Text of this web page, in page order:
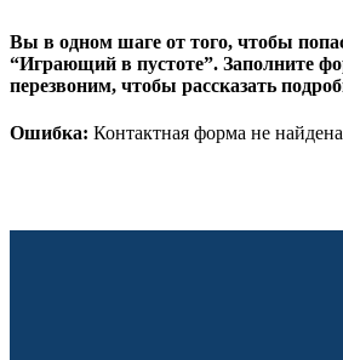
Вы в одном шаге от того, чтобы
“Играющий в пустоте”. Заполните
перезвоним, чтобы рассказать
Ошибка: Контактная форма не